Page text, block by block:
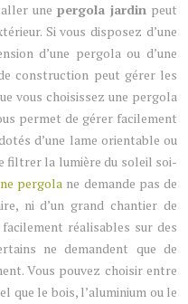
unepergola jardin peut
Si vous disposez d’une
d’une pergola ou d’une
construction peut gérer les
vous choisissez une pergola
permet de gérer facilement
d’une lame orientable ou
filtrer la lumière du soleil soi-
pergola ne demande pas de
ni d’un grand chantier de
réalisables sur des
ne demandent que de
Vous pouvez choisir entre
que le bois, l’aluminium ou le